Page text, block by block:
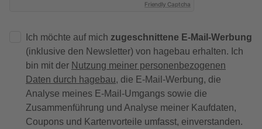
Friendly Captcha
Ich möchte auf mich zugeschnittene E-Mail-Werbung
(inklusive den Newsletter) von hagebau erhalten. Ich
bin mit der Nutzung meiner personenbezogenen
Daten durch hagebau, die E-Mail-Werbung, die
Analyse meines E-Mail-Umgangs sowie die
Zusammenführung und Analyse meiner Kaufdaten,
Coupons und Kartenvorteile umfasst, einverstanden.